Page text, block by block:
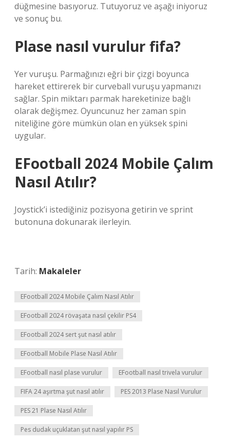
düğmesine basıyoruz. Tutuyoruz ve aşağı iniyoruz
ve sonuç bu.
Plase nasıl vurulur fifa?
Yer vuruşu. Parmağınızı eğri bir çizgi boyunca
hareket ettirerek bir curveball vuruşu yapmanızı
sağlar. Spin miktarı parmak hareketinize bağlı
olarak değişmez. Oyuncunuz her zaman spin
niteliğine göre mümkün olan en yüksek spini
uygular.
EFootball 2024 Mobile Çalım
Nasıl Atılır?
Joystick’i istediğiniz pozisyona getirin ve sprint
butonuna dokunarak ilerleyin.
Tarih: Makaleler
EFootball 2024 Mobile Çalım Nasıl Atılır
EFootball 2024 rövaşata nasıl çekilir PS4
EFootball 2024 sert şut nasıl atılır
EFootball Mobile Plase Nasıl Atılır
EFootball nasıl plase vurulur EFootball nasıl trivela vurulur
FIFA 24 aşırtma şut nasıl atılır PES 2013 Plase Nasıl Vurulur
PES 21 Plase Nasıl Atılır
Pes dudak uçuklatan şut nasıl yapılır PS